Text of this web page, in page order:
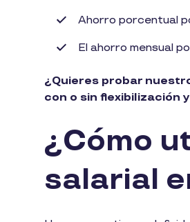
Ahorro porcentual
El ahorro mensual
¿Quieres probar
con o sin flexibilización
¿Cómo
salarial